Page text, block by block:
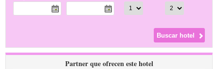
Partner que ofrecen este hotel